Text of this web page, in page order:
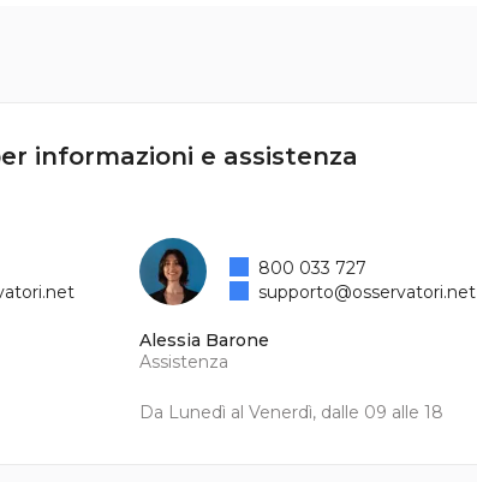
informazioni e assistenza
Alessia Barone
Assistenza
Da Lunedì al Venerdì, dalle 09 alle 18
800 033 727
supporto@osservatori.net